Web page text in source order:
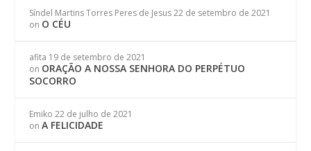
Síndel Martins Torres Peres de Jesus 22 de setembro de 2021
on O CÉU
afita 19 de setembro de 2021
on ORAÇÃO A NOSSA SENHORA DO PERPÉTUO
SOCORRO
Emiko 22 de julho de 2021
onA FELICIDADE